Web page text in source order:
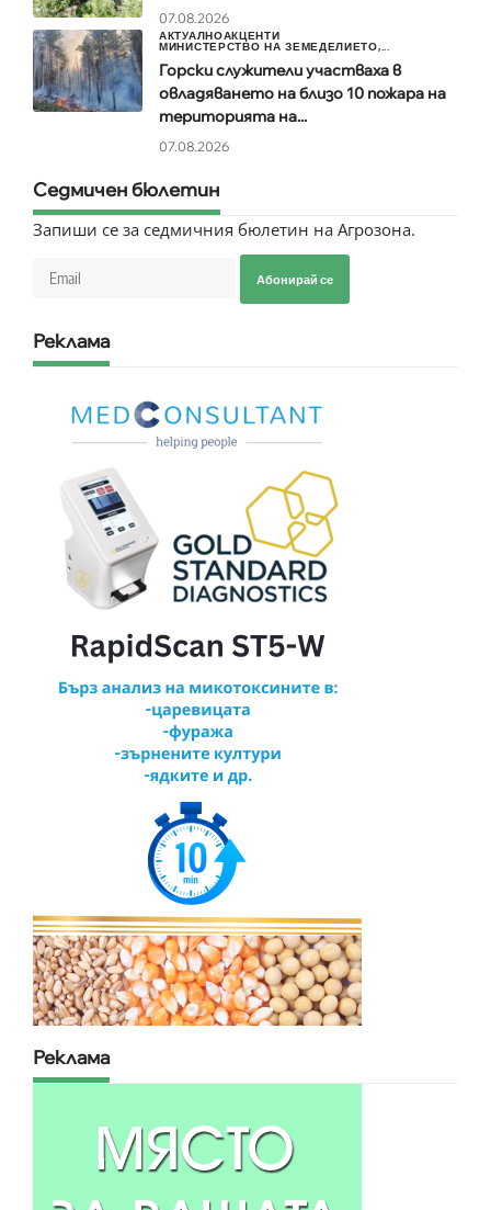
07.08.2026
АКТУАЛНОАКЦЕНТИ
МИНИСТЕРСТВО НА ЗЕМЕДЕЛИЕТО,...
Горски служители участваха в
овладяването на близо 10 пожара на
територията на...
07.08.2026
Седмичен бюлетин
Запиши се за седмичния бюлетин на Агрозона.
Абонирай се
Реклама
Реклама